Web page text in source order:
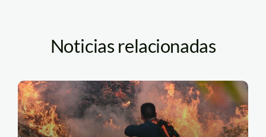
Noticias relacionadas